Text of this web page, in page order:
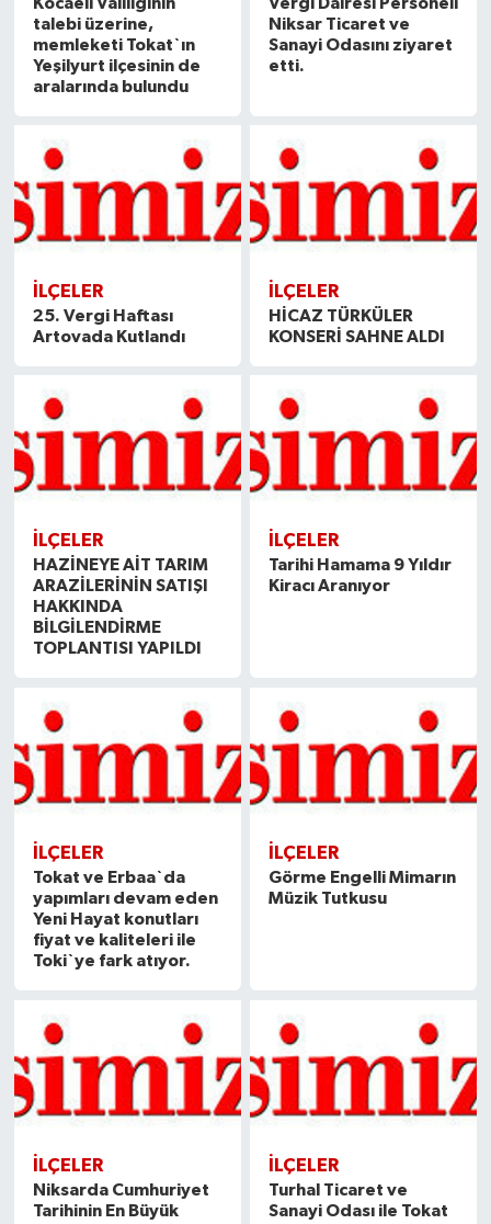
talebi üzerine,
memleketi Tokat`ın
Yeşilyurt ilçesinin de
aralarında bulundu
Niksar Ticaret ve
Sanayi Odasını ziyaret
etti.
İLÇELER
25. Vergi Haftası
Artovada Kutlandı
İLÇELER
HİCAZ TÜRKÜLER
KONSERİ SAHNE ALDI
İLÇELER
HAZİNEYE AİT TARIM
ARAZİLERİNİN SATIŞI
HAKKINDA
BİLGİLENDİRME
TOPLANTISI YAPILDI
İLÇELER
Tarihi Hamama 9 Yıldır
Kiracı Aranıyor
İLÇELER
Tokat ve Erbaa`da
yapımları devam eden
Yeni Hayat konutları
fiyat ve kaliteleri ile
Toki`ye fark atıyor.
İLÇELER
Görme Engelli Mimarın
Müzik Tutkusu
İLÇELER
Niksarda Cumhuriyet
Tarihinin En Büyük
İLÇELER
Turhal Ticaret ve
Sanayi Odası ile Tokat